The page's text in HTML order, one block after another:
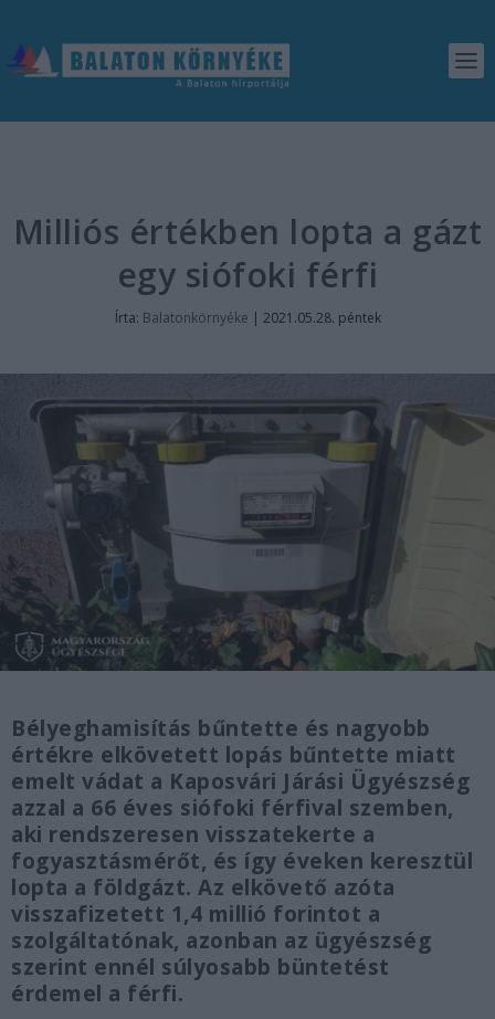
Milliós értékben lopta a gázt
egy siófoki férfi
Írta: Balatonkörnyéke | 2021.05.28. péntek
Bélyeghamisítás bűntette és nagyobb
értékre elkövetett lopás bűntette miatt
emelt vádat a Kaposvári Járási Ügyészség
azzal a 66 éves siófoki férfival szemben,
aki rendszeresen visszatekerte a
fogyasztásmérőt, és így éveken keresztül
lopta a földgázt. Az elkövető azóta
visszafizetett 1,4 millió forintot a
szolgáltatónak, azonban az ügyészség
szerint ennél súlyosabb büntetést
érdemel a férfi.